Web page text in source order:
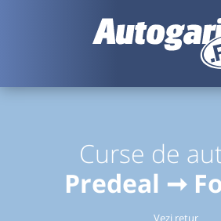
Curse de
Predeal ➞
Vezi retur